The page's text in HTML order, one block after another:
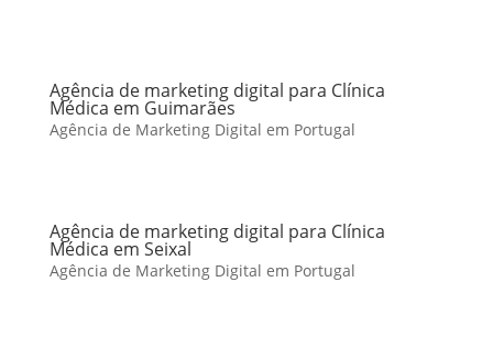
Agência de marketing digital para Clínica
Médica em Guimarães
Agência de Marketing Digital em Portugal
Agência de marketing digital para Clínica
Médica em Seixal
Agência de Marketing Digital em Portugal